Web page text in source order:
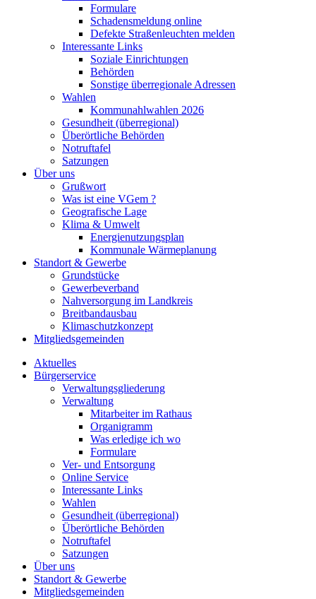
Formulare
Schadensmeldung online
Defekte Straßenleuchten melden
Interessante Links
Soziale Einrichtungen
Behörden
Sonstige überregionale Adressen
Wahlen
Kommunahlwahlen 2026
Gesundheit (überregional)
Überörtliche Behörden
Notruftafel
Satzungen
Über uns
Grußwort
Was ist eine VGem ?
Geografische Lage
Klima & Umwelt
Energienutzungsplan
Kommunale Wärmeplanung
Standort & Gewerbe
Grundstücke
Gewerbeverband
Nahversorgung im Landkreis
Breitbandausbau
Klimaschutzkonzept
Mitgliedsgemeinden
Aktuelles
Bürgerservice
Verwaltungsgliederung
Verwaltung
Mitarbeiter im Rathaus
Organigramm
Was erledige ich wo
Formulare
Ver- und Entsorgung
Online Service
Interessante Links
Wahlen
Gesundheit (überregional)
Überörtliche Behörden
Notruftafel
Satzungen
Über uns
Standort & Gewerbe
Mitgliedsgemeinden